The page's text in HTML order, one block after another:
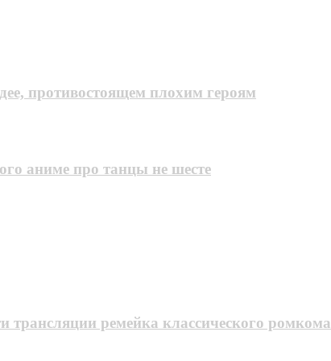
противостоящем плохим героям
аниме про танцы не шесте
ремейка классического ромкома